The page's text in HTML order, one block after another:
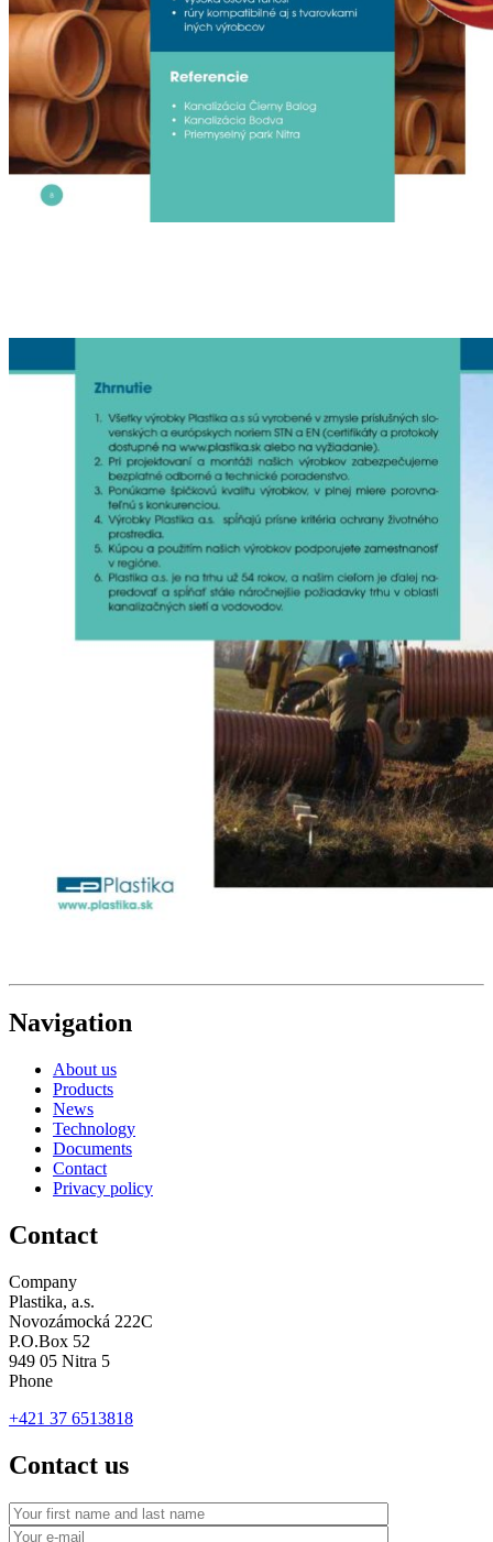
Navigation
About us
Products
News
Technology
Documents
Contact
Privacy policy
Contact
Company
Plastika, a.s.
Novozámocká 222C
P.O.Box 52
949 05 Nitra 5
Phone
+421 37 6513818
Contact us